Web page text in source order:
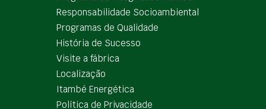
Responsabilidade Socioambiental
Programas de Qualidade
História de Sucesso
Visite a fábrica
Localização
Itambé Energética
Política de Privacidade